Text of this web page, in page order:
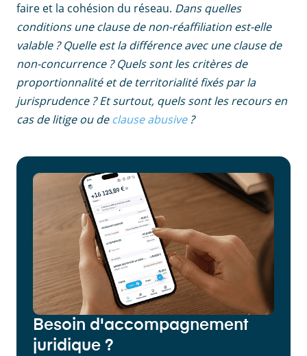
faire et la cohésion du réseau. Dans quelles
conditions une clause de non-réaffiliation est-elle
valable ? Quelle est la différence avec une clause de
non-concurrence ? Quels sont les critères de
proportionnalité et de territorialité fixés par la
jurisprudence ? Et surtout, quels sont les recours en
cas de litige ou declause abusive?
Besoin d'accompagnement
juridique ?